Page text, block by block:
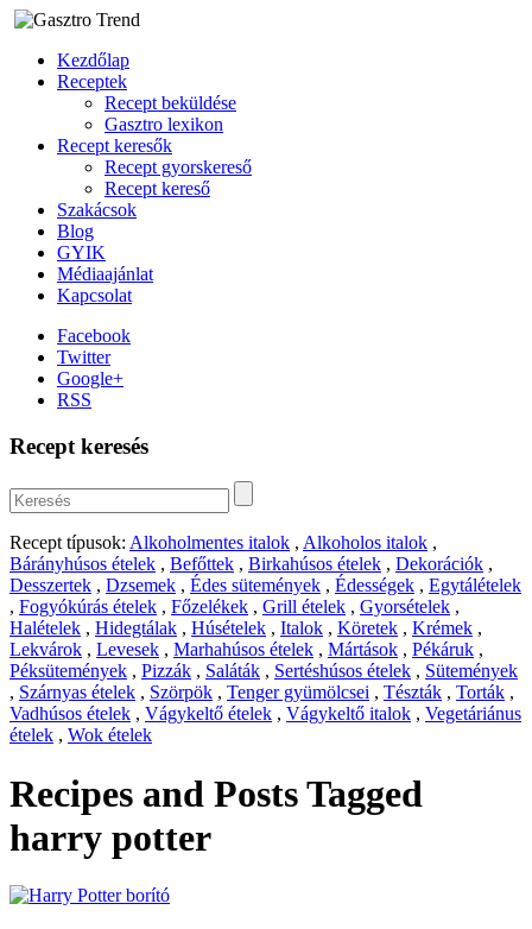
Kezdőlap
Receptek
Recept beküldése
Gasztro lexikon
Recept keresők
Recept gyorskereső
Recept kereső
Szakácsok
Blog
GYIK
Médiaajánlat
Kapcsolat
Facebook
Twitter
Google+
RSS
Recept keresés
Recept típusok: Alkoholmentes italok , Alkoholos italok ,
Bárányhúsos ételek , Befőttek , Birkahúsos ételek , Dekorációk ,
Desszertek , Dzsemek , Édes sütemények , Édességek , Egytálételek
, Fogyókúrás ételek , Főzelékek , Grill ételek , Gyorsételek ,
Halételek , Hidegtálak , Húsételek , Italok , Köretek , Krémek ,
Lekvárok , Levesek , Marhahúsos ételek , Mártások , Pékáruk ,
Péksütemények , Pizzák , Saláták , Sertéshúsos ételek , Sütemények
, Szárnyas ételek , Szörpök , Tenger gyümölcsei , Tészták , Torták ,
Vadhúsos ételek , Vágykeltő ételek , Vágykeltő italok , Vegetáriánus
ételek , Wok ételek
Recipes and Posts Tagged
harry potter